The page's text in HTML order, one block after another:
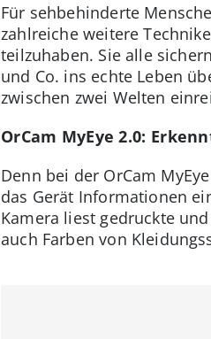
Für sehbehinderte
zahlreiche weitere
teilzuhaben. Sie alle
und Co. ins echte Leben
zwischen zwei Welten
OrCam MyEye 2.0:
Denn bei der OrCam
das Gerät Informationen
Kamera liest gedruckte
auch Farben von